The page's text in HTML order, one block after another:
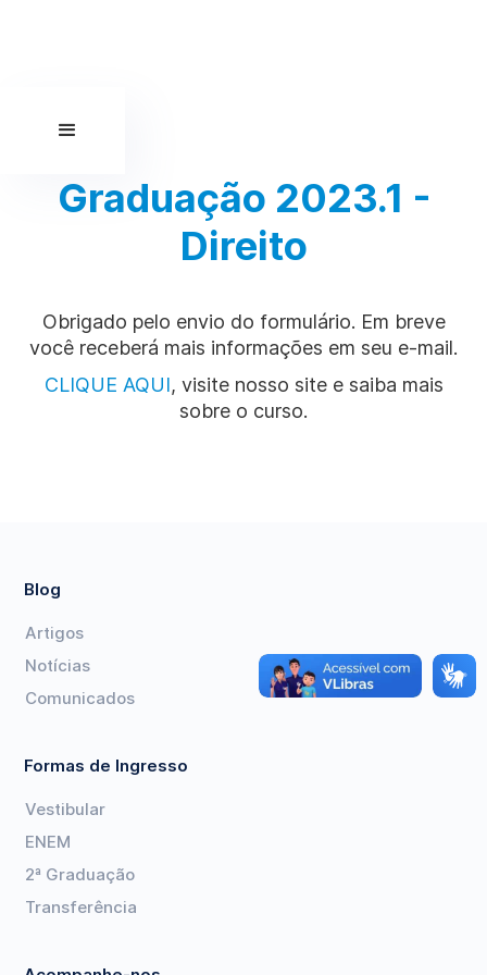
Graduação 2023.1 -
Direito
Obrigado pelo envio do formulário. Em breve
você receberá mais informações em seu e-mail.
CLIQUE AQUI, visite nosso site e saiba mais
sobre o curso.
Blog
Artigos
Notícias
Comunicados
Formas de Ingresso
Vestibular
ENEM
2ª Graduação
Transferência